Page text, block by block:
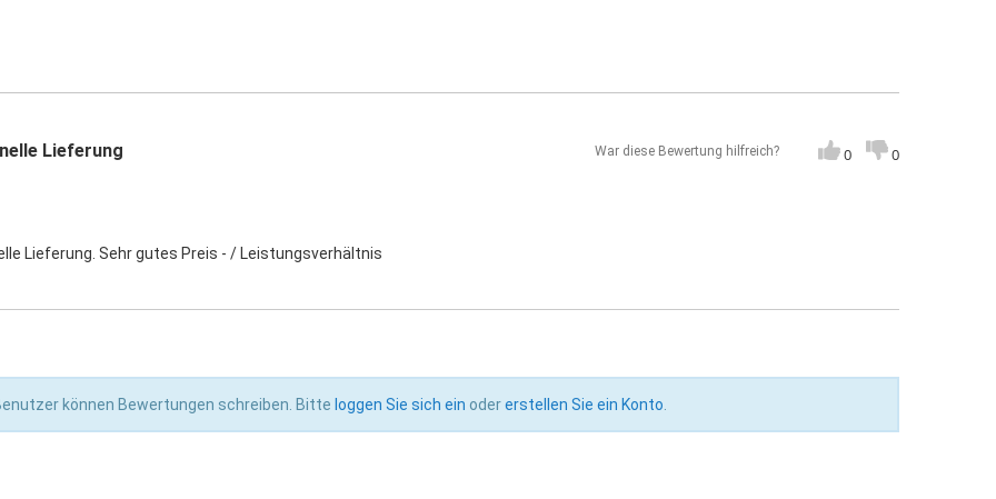
Flachdächern
Lieferung
Lieferung. Sehr gutes Preis - / Leistungsverhältnis
War diese Bewertung hilfreich? 0 0
können Bewertungen schreiben. Bitte loggen Sie sich ein odererstellen Sie ein Konto.